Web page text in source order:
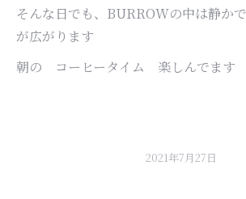
そんな日でも、BURROWの中は静か
が広がります
朝の コーヒータイム 楽しんでます
2021年7月27日